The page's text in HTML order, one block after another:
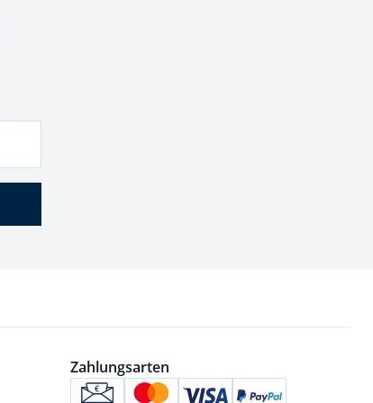
Zahlungsarten